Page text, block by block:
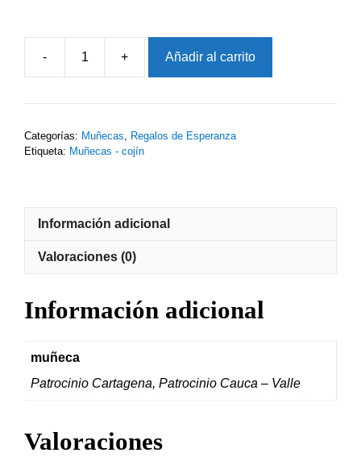
-
Dona
“Soy
una
una
a
Patrocinio
Fundación
+ Añadir al carrito
Categorías: Muñecas, Regalos de Esperanza
Etiqueta: Muñecas - cojín
Información adicional
Valoraciones (0)
Información adicional
muñeca
Patrocinio Cartagena, Patrocinio Cauca – Valle
Valoraciones